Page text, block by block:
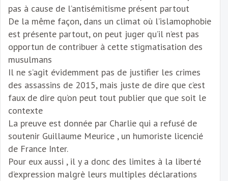
pas à cause de l’antisémitisme présent partout
De la même façon, dans un climat où l’islamophobie
est présente partout, on peut juger qu’il n’est pas
opportun de contribuer à cette stigmatisation des
musulmans
Il ne s’agit évidemment pas de justifier les crimes
des assassins de 2015, mais juste de dire que c’est
faux de dire qu’on peut tout publier que que soit le
contexte
La preuve est donnée par Charlie qui a refusé de
soutenir Guillaume Meurice , un humoriste licencié
de France Inter.
Pour eux aussi , il y a donc des limites à la liberté
d’expression malgrè leurs multiples déclarations